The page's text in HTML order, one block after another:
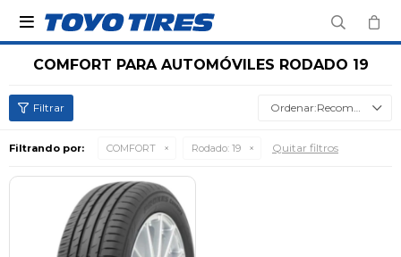

COMFORT PARA AUTOMÓVILES RODADO 19
Recomendados
Filtrando por: COMFORT Rodado: 19 Quitar filtros